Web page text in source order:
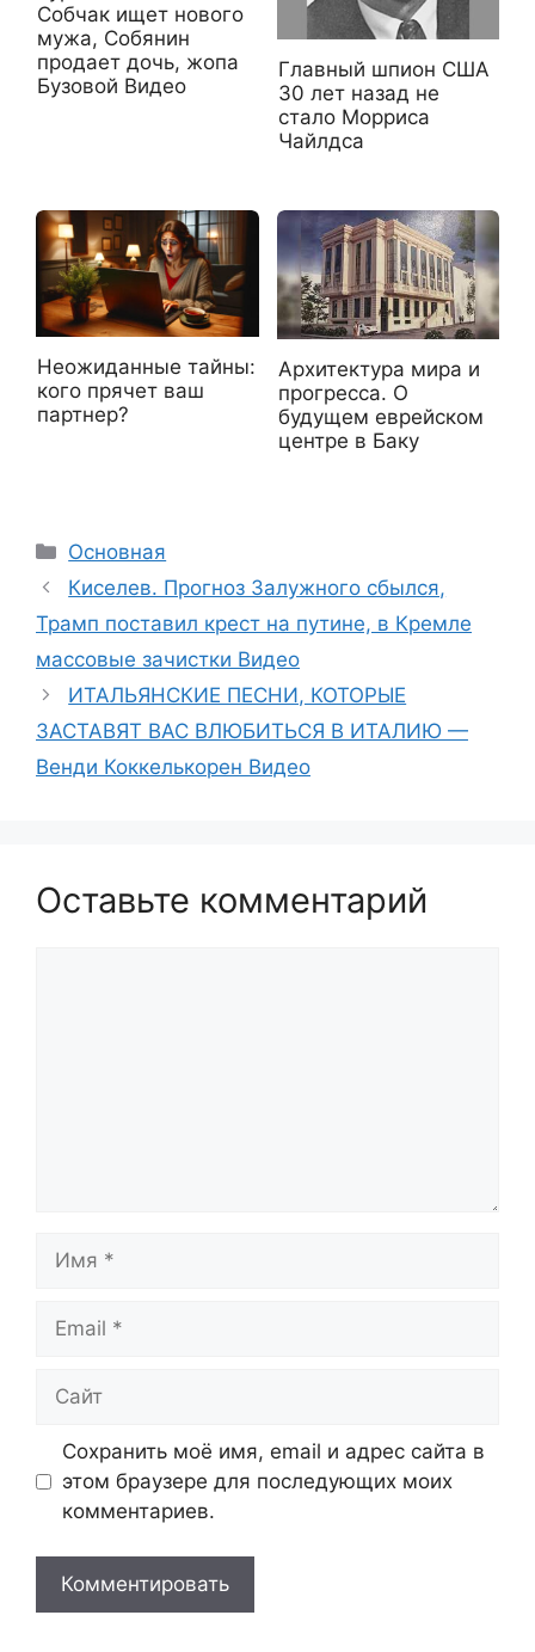
Собчак ищет нового
мужа, Собянин
продает дочь, жопа
Бузовой Видео
Главный шпион США
30 лет назад не
стало Морриса
Чайлдса
Неожиданные тайны:
кого прячет ваш
партнер?
Архитектура мира и
прогресса. О
будущем еврейском
центре в Баку
Рубрики
Основная
Киселев. Прогноз Залужного сбылся,
Трамп поставил крест на путине, в Кремле
массовые зачистки Видео
ИТАЛЬЯНСКИЕ ПЕСНИ, КОТОРЫЕ
ЗАСТАВЯТ ВАС ВЛЮБИТЬСЯ В ИТАЛИЮ —
Венди Коккелькорен Видео
Оставьте комментарий
Сохранить моё имя, email и адрес сайта в
этом браузере для последующих моих
комментариев.